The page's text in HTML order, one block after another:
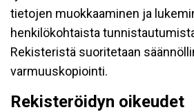
tietojen muokkaaminen ja
henkilökohtaista
Rekisteristä suoritetaan
varmuuskopiointi.
Rekisteröidyn oikeudet